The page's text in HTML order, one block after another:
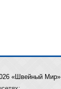
«Швейный Мир»